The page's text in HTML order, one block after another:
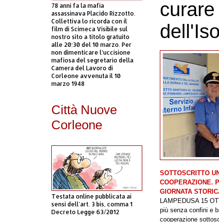
SOTTOSCRITTO
COOPERAZIONE.
GIORNATA
LAMPEDUSA 15
più senza confini e
cooperazione
78 anni fa la mafia
assassinava Placido Rizzotto.
Collettiva lo ricorda con il
film di Scimeca Visibile sul
nostro sito a titolo gratuito
alle 20:30 del 10 marzo. Per
non dimenticare l’uccisione
mafiosa del segretario della
Camera del Lavoro di
Corleone avvenuta il 10
marzo 1948
Città Nuove
Corleone
Testata online pubblicata ai
sensi dell'art. 3 bis, comma 1
Decreto Legge 63/2012